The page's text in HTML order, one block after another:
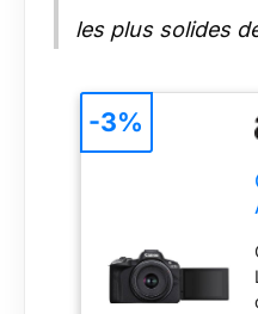
les plus solides
-3%